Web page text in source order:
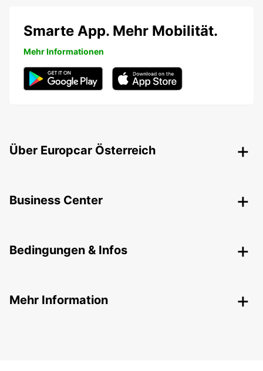
Smarte App. Mehr Mobilität.
Mehr Informationen
Über Europcar Österreich
Business Center
Bedingungen & Infos
Mehr Information